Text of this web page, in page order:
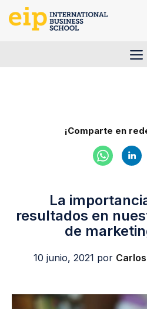
Saltar
¡Comparte en
La
resultados en
de
10 junio, 2021 por